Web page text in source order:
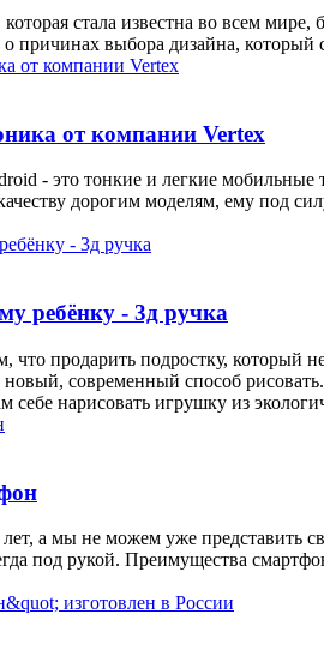
стала известна во всем
о причинах выбора дизайна,
от компании Vertex
- это тонкие и легкие
дорогим моделям, ему под
ребёнку - 3д ручка
что продарить подростку, который
современный способ
себе нарисовать игрушку из
а мы не можем уже представить
под рукой. Преимущества